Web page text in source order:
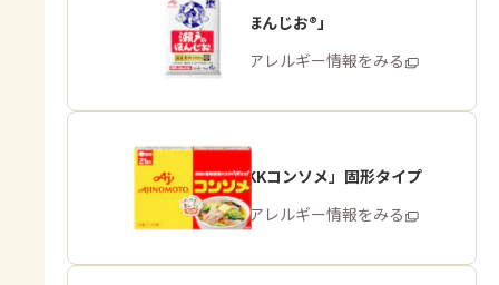
「瀬戸のほんじお®」
商品・アレルギー情報をみる
「味の素KKコンソメ」固形タイプ
商品・アレルギー情報をみる